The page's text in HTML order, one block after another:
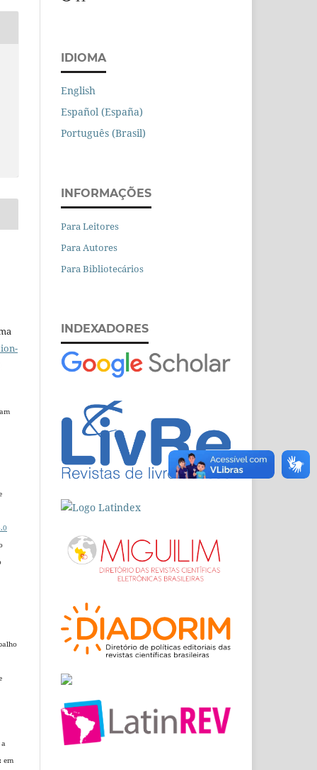
em
IDIOMA
English
Español (España)
Português (Brasil)
INFORMAÇÕES
Para Leitores
Para Autores
Para Bibliotecários
INDEXADORES